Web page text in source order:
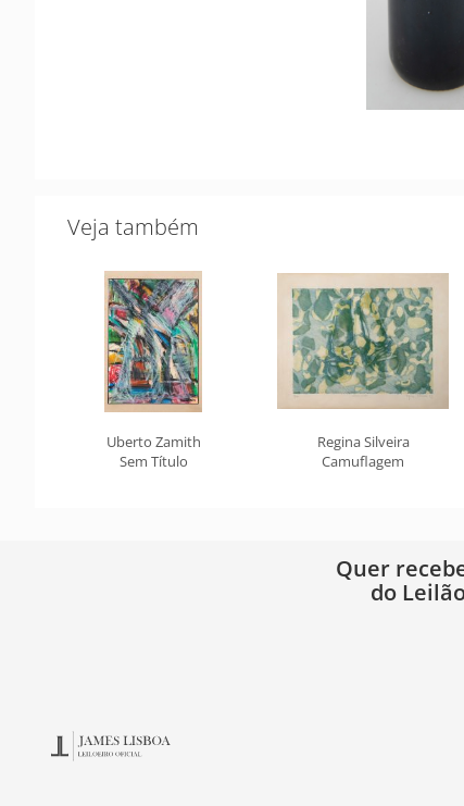
Veja também
Uberto Zamith
Sem Título
Regina Silveira
Camuflagem
Quer
do